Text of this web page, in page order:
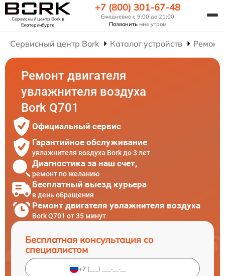
Сервисный центр Borkв
Екатеринбурге
+7 (800) 301-67-48
Ежедневно с 9:00 до 21:00
Позвонить мне утром
Сервисный центр Bork Каталог устройств Ремонт
Ремонт двигателя
увлажнителя воздуха
Bork Q701
Официальный сервис
Гарантийное обслуживание
увлажнителя воздуха Bork до 3 лет
Диагностика за наш счет,
ремонт по желанию
Бесплатный выезд курьера
в день обращения
Ремонт двигателя увлажнителя воздуха
Bork Q701 от 35 минут
Бесплатная консультация со
специалистом